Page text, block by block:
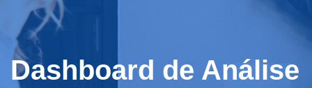
Dashboard de Análise